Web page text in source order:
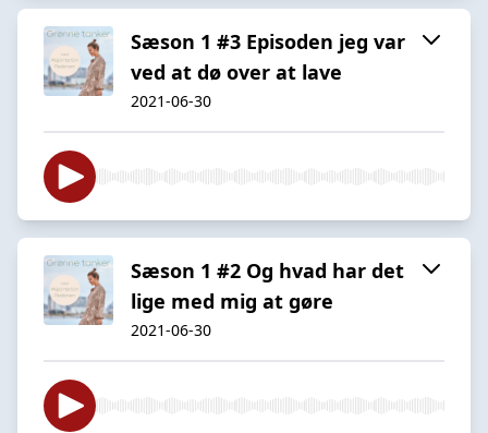
Sæson 1 #3 Episoden jeg var
ved at dø over at lave
2021-06-30
Sæson 1 #2 Og hvad har det
lige med mig at gøre
2021-06-30